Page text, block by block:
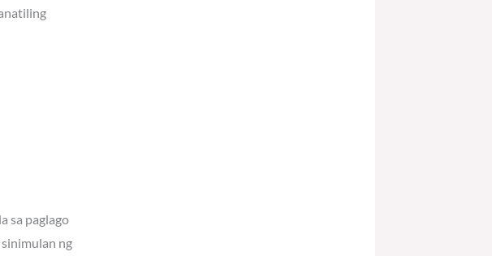
sa paglago
ng